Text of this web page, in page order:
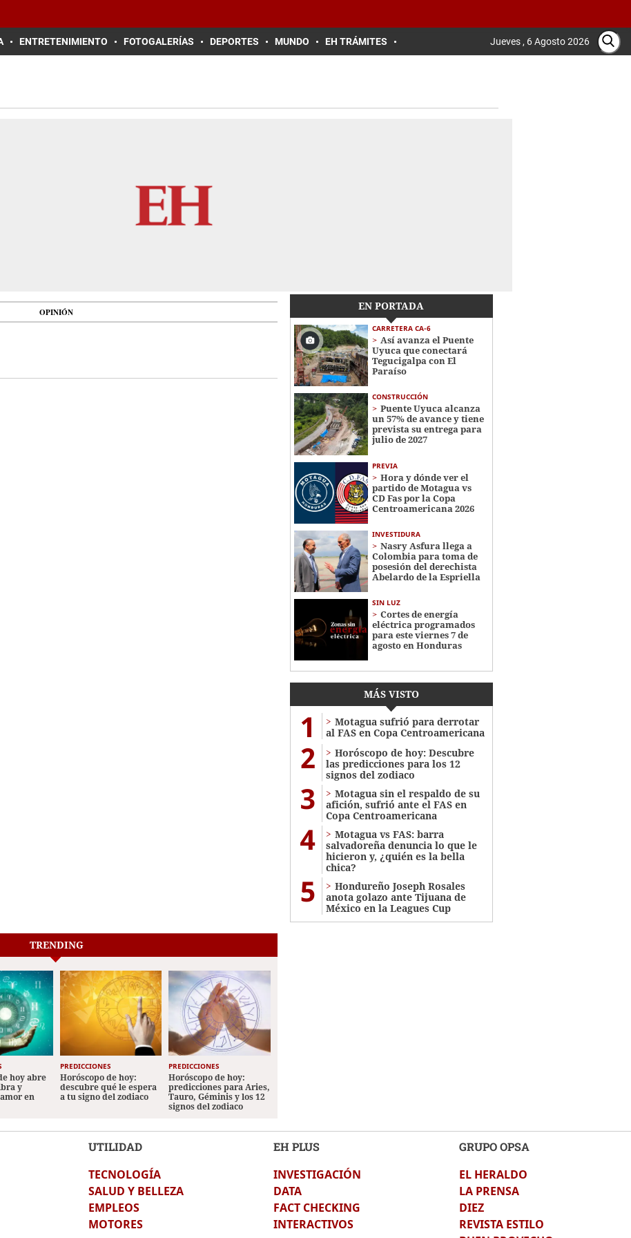
ENTRETENIMIENTO FOTOGALERÍAS DEPORTES MUNDO EH TRÁMITES Jueves , 6 Agosto 2026
OPINIÓN EN PORTADA
CARRETERA CA-6
Así avanza el Puente
Uyuca que conectará
Tegucigalpa con El
Paraíso
CONSTRUCCIÓN
Puente Uyuca alcanza
un 57% de avance y tiene
prevista su entrega para
julio de 2027
PREVIA
Hora y dónde ver el
partido de Motagua vs
CD Fas por la Copa
Centroamericana 2026
INVESTIDURA
Nasry Asfura llega a
Colombia para toma de
posesión del derechista
Abelardo de la Espriella
SIN LUZ
Cortes de energía
eléctrica programados
para este viernes 7 de
agosto en Honduras
MÁS VISTO
1
Motagua sufrió para derrotar
al FAS en Copa Centroamericana
2
Horóscopo de hoy: Descubre
las predicciones para los 12
signos del zodiaco
3
Motagua sin el respaldo de su
afición, sufrió ante el FAS en
Copa Centroamericana
4
Motagua vs FAS: barra
salvadoreña denuncia lo que le
hicieron y, ¿quién es la bella
chica?
5
Hondureño Joseph Rosales
anota golazo ante Tijuana de
México en la Leagues Cup
TRENDING
hoy abre
y
en
PREDICCIONES
Horóscopo de hoy:
descubre qué le espera
a tu signo del zodiaco
PREDICCIONES
Horóscopo de hoy:
predicciones para Aries,
Tauro, Géminis y los 12
signos del zodiaco
UTILIDAD
TECNOLOGÍA
SALUD Y BELLEZA
EMPLEOS
MOTORES
EH PLUS
INVESTIGACIÓN
DATA
FACT CHECKING
INTERACTIVOS
GRUPO OPSA
EL HERALDO
LA PRENSA
DIEZ
REVISTA ESTILO